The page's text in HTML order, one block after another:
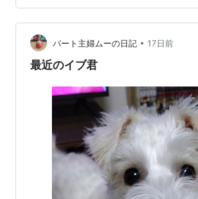
☺️ また、穀物を変えて麹にする事で
ですだって味噌、醤油は甘くないで
ごとに特徴が違うのです実は皆さんが
の種麹は全く色も形状も違う物なんで
パート主婦ムーの日記 • 17日前
最近のイブ君